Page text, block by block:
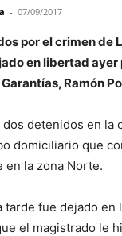
- 07/09/2017
por el crimen de
en libertad
Ramón
detenidos en la
domiciliario que
en la zona Norte.
tarde fue dejado en
el magistrado le